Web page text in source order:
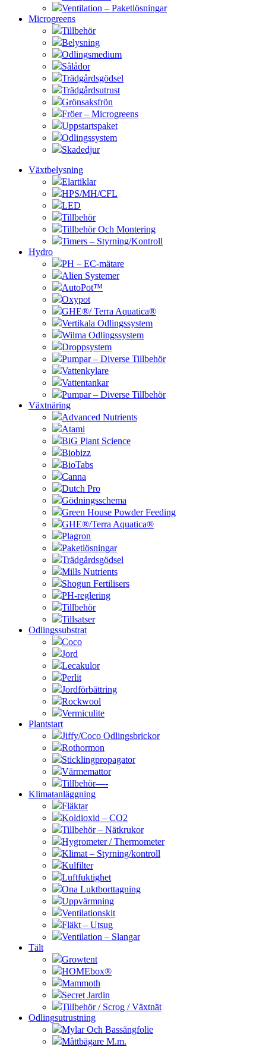
Ventilation – Paketlösningar
Microgreens
Tillbehör
Belysning
Odlingsmedium
Sålådor
Trädgårdsgödsel
Trädgårdsutrust
Grönsaksfrön
Fröer – Microgreens
Uppstartspaket
Odlingssystem
Skadedjur
Växtbelysning
Elartiklar
HPS/MH/CFL
LED
Tillbehör
Tillbehör Och Montering
Timers – Styrning/Kontroll
Hydro
PH – EC-mätare
Alien Systemer
AutoPot™
Oxypot
GHE®/ Terra Aquatica®
Vertikala Odlingssystem
Wilma Odlingssystem
Droppsystem
Pumpar – Diverse Tillbehör
Vattenkylare
Vattentankar
Pumpar – Diverse Tillbehör
Växtnäring
Advanced Nutrients
Atami
BiG Plant Science
Biobizz
BioTabs
Canna
Dutch Pro
Gödningsschema
Green House Powder Feeding
GHE®/Terra Aquatica®
Plagron
Paketlösningar
Trädgårdsgödsel
Mills Nutrients
Shogun Fertilisers
PH-reglering
Tillbehör
Tillsatser
Odlingssubstrat
Coco
Jord
Lecakulor
Perlit
Jordförbättring
Rockwool
Vermiculite
Plantstart
Jiffy/Coco Odlingsbrickor
Rothormon
Sticklingpropagator
Värmemattor
Tillbehör—-
Klimatanläggning
Fläktar
Koldioxid – CO2
Tillbehör – Nätkrukor
Hygrometer / Thermometer
Klimat – Styrning/kontroll
Kulfilter
Luftfuktighet
Ona Luktborttagning
Uppvärmning
Ventilationskit
Fläkt – Utsug
Ventilation – Slangar
Tält
Growtent
HOMEbox®
Mammoth
Secret Jardin
Tillbehör / Scrog / Växtnät
Odlingsutrustning
Mylar Och Bassängfolie
Måttbägare M.m.